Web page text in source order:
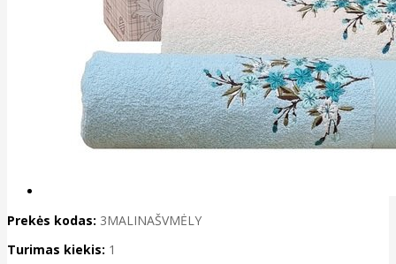
Prekės kodas: 3MALINAŠVMĖLY
Turimas kiekis: 1